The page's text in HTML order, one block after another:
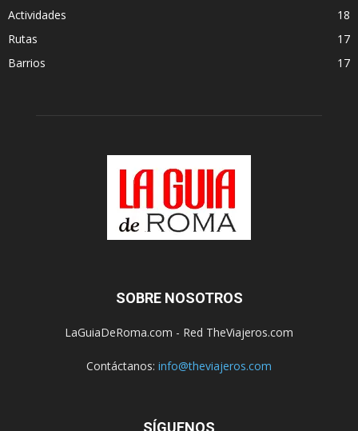
Actividades
18
Rutas
17
Barrios
17
SOBRE NOSOTROS
LaGuiaDeRoma.com - Red TheViajeros.com
Contáctanos: info@theviajeros.com
SÍGUENOS